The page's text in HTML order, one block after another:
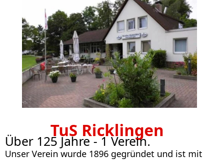
TuS Ricklingen
Über 125 Jahre - 1 Verein.
Unser Verein wurde 1896 gegründet und ist mit